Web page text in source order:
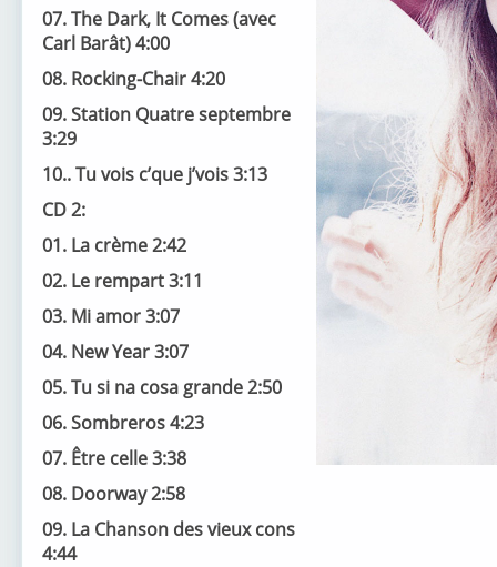
07. The Dark, It Comes (avec
Carl Barât) 4:00
08. Rocking-Chair 4:20
09. Station Quatre septembre
3:29
10.. Tu vois c’que j’vois 3:13
CD 2:
01. La crème 2:42
02. Le rempart 3:11
03. Mi amor 3:07
04. New Year 3:07
05. Tu si na cosa grande 2:50
06. Sombreros 4:23
07. Être celle 3:38
08. Doorway 2:58
09. La Chanson des vieux cons
4:44